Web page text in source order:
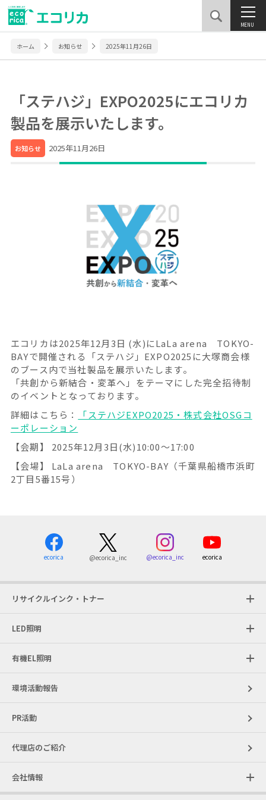
MENU
ホーム お知らせ 2025年11月26日
「ステハジ」EXPO2025にエコリカ
製品を展示いたします。
お知らせ 2025年11月26日
エコリカは2025年12月3日 (水)にLaLa arena TOKYO-
BAYで開催される「ステハジ」EXPO2025に大塚商会様
のブース内で当社製品を展示いたします。
「共創から新結合・変革へ」をテーマにした完全招待制
のイベントとなっております。
詳細はこちら：
「ステハジEXPO2025・株式会社OSGコ
ーポレーション
【会期】 2025年12月3日(水)10:00～17:00
【会場】 LaLa arena TOKYO-BAY（千葉県船橋市浜町
2丁目5番15号）
ecorica @ecorica_inc @ecorica_inc ecorica
リサイクルインク・トナー
LED照明
有機EL照明
環境活動報告
PR活動
代理店のご紹介
会社情報